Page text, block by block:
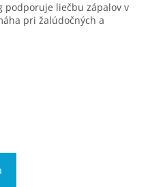
podporuje liečbu zápalov v
pri žalúdočných a